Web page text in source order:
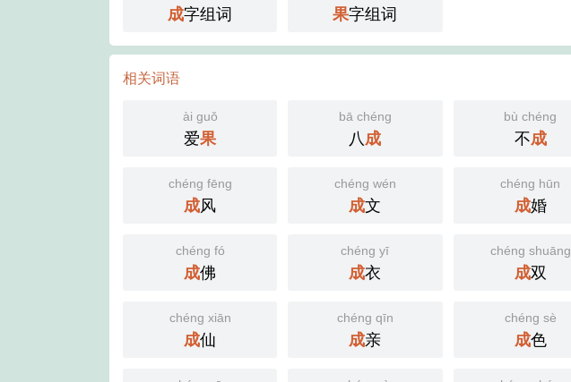
成字组词 果字组词
相关词语
ài guǒ
爱果
bā chéng
八成
bù chéng
不成
chéng fēng
成风
chéng wén
成文
chéng hūn
成婚
chéng fó
成佛
chéng yī
成衣
chéng shuāng
成双
chéng xiān
成仙
chéng qīn
成亲
chéng sè
成色